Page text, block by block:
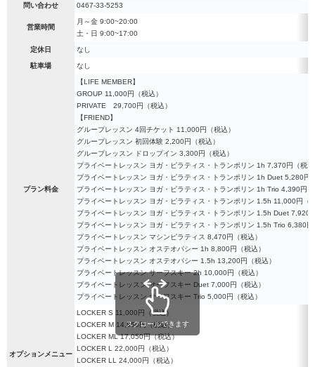
問い合わせ 0467-33-5253
営業時間
月～金 9:00~20:00
土・日 9:00~17:00
定休日 なし
駐車場 なし
プラン料金
【LIFE MEMBER】
GROUP 11,000円（税込）
PRIVATE 29,700円（税込）
【FRIEND】
グループレッスン 4回チケット 11,000円（税込）
グループレッスン 初回体験 2,200円（税込）
グループレッスン ドロップイン 3,300円（税込）
プライベートレッスン ヨガ・ピラティス・トランポリン 1h 7,370円（税
プライベートレッスン ヨガ・ピラティス・トランポリン 1h Duet 5,280円
プライベートレッスン ヨガ・ピラティス・トランポリン 1h Trio 4,390円
プライベートレッスン ヨガ・ピラティス・トランポリン 1.5h 11,000円（
プライベートレッスン ヨガ・ピラティス・トランポリン 1.5h Duet 7,920
プライベートレッスン ヨガ・ピラティス・トランポリン 1.5h Trio 6,380円
プライベートレッスン マシンピラティス 8,470円（税込）
プライベートレッスン オステオパシー 1h 8,800円（税込）
プライベートレッスン オステオパシー 1.5h 13,200円（税込）
プライベートレッスン サーフスキー 2h 10,000円（税込）
プライベートレッスン サーフスキー Duet 7,000円（税込）
プライベートレッスン サーフスキー Trio 5,000円（税込）
オプションメニュー
LOCKER S 11,000円（税込）
LOCKER M 14,850円（税込）
LOCKER ML 17,050円（税込）
LOCKER L 22,000円（税込）
LOCKER LL 24,000円（税込）
スクロールできます